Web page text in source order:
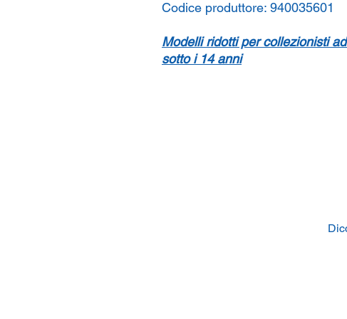
Codice produttore: 940035601
Modelli ridotti per collezionisti
sotto i 14 anni